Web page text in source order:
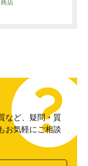
店
など、疑問・質
お気軽にご相談